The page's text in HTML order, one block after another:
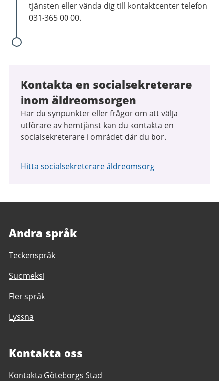
tjänsten eller vända dig till kontaktcenter telefon
031-365 00 00.
Kontakta en socialsekreterare
inom äldreomsorgen
Har du synpunkter eller frågor om att välja
utförare av hemtjänst kan du kontakta en
socialsekreterare i området där du bor.
Hitta socialsekreterare äldreomsorg
Andra språk
Teckenspråk
Suomeksi
Fler språk
Lyssna
Kontakta oss
Kontakta Göteborgs Stad